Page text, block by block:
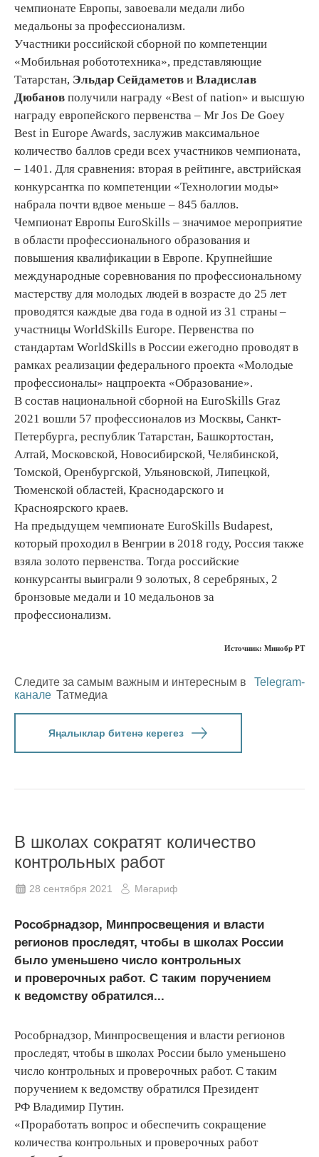
чемпионате Европы, завоевали медали либо
медальоны за профессионализм.
Участники российской сборной по компетенции
«Мобильная робототехника», представляющие
Татарстан, Эльдар Сейдаметов и Владислав
Дюбанов получили награду «Best of nation» и высшую
награду европейского первенства – Mr Jos De Goey
Best in Europe Awards, заслужив максимальное
количество баллов среди всех участников чемпионата,
– 1401. Для сравнения: вторая в рейтинге, австрийская
конкурсантка по компетенции «Технологии моды»
набрала почти вдвое меньше – 845 баллов.
Чемпионат Европы EuroSkills – значимое мероприятие
в области профессионального образования и
повышения квалификации в Европе. Крупнейшие
международные соревнования по профессиональному
мастерству для молодых людей в возрасте до 25 лет
проводятся каждые два года в одной из 31 страны –
участницы WorldSkills Europe. Первенства по
стандартам WorldSkills в России ежегодно проводят в
рамках реализации федерального проекта «Молодые
профессионалы» нацпроекта «Образование».
В состав национальной сборной на EuroSkills Graz
2021 вошли 57 профессионалов из Москвы, Санкт-
Петербурга, республик Татарстан, Башкортостан,
Алтай, Московской, Новосибирской, Челябинской,
Томской, Оренбургской, Ульяновской, Липецкой,
Тюменской областей, Краснодарского и
Красноярского краев.
На предыдущем чемпионате EuroSkills Budapest,
который проходил в Венгрии в 2018 году, Россия также
взяла золото первенства. Тогда российские
конкурсанты выиграли 9 золотых, 8 серебряных, 2
бронзовые медали и 10 медальонов за
профессионализм.
Источник: Минобр РТ
Следите за самым важным и интересным в
Telegram-
канале Татмедиа
Яңалыклар битенә керегез
В школах сократят количество
контрольных работ
28 сентября 2021 Мәгариф
Рособрнадзор, Минпросвещения и власти
регионов проследят, чтобы в школах России
было уменьшено число контрольных
и проверочных работ. С таким поручением
к ведомству обратился...
Рособрнадзор, Минпросвещения и власти регионов
проследят, чтобы в школах России было уменьшено
число контрольных и проверочных работ. С таким
поручением к ведомству обратился Президент
РФ Владимир Путин.
«Проработать вопрос и обеспечить сокращение
количества контрольных и проверочных работ